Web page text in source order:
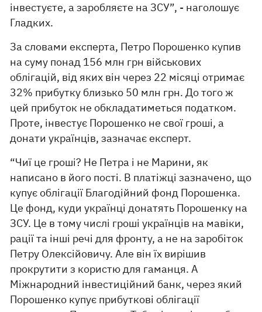
інвестуєте, а заробляєте на ЗСУ”, - наголошує
Гладких.
За словами експерта, Петро Порошенко купив
на суму понад 156 млн грн військових
облігацій, від яких він через 22 місяці отримає
32% прибутку близько 50 млн грн. До того ж
цей прибуток не обкладатиметься податком.
Проте, інвестує Порошенко не свої гроші, а
донати українців, зазначає експерт.
“Чиї це гроші? Не Петра і не Марини, як
написано в його пості. В платіжці зазначено, що
купує облігації Благодійний фонд Порошенка.
Це фонд, куди українці донатять Порошенку на
ЗСУ. Це в тому числі гроші українців на мавіки,
рації та інші речі для фронту, а не на заробіток
Петру Олексійовичу. Але він їх вирішив
прокрутити з користю для гаманця. А
Міжнародний інвестиційний банк, через який
Порошенко купує прибуткові облігації